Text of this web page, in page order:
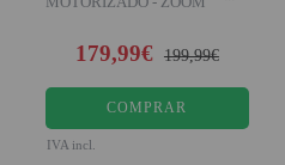
CABLES Y ACCESORIOS
179,99€ 199,99€
COMPRAR
IVA incl.